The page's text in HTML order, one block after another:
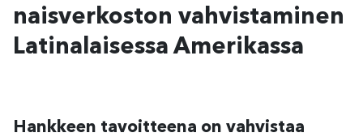
naisverkoston vahvistaminen
Latinalaisessa Amerikassa
Hankkeen tavoitteena on vahvistaa